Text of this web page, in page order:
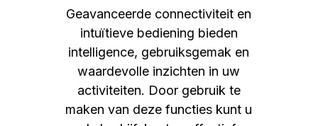
Geavanceerde connectiviteit en
intuïtieve bediening bieden
intelligence, gebruiksgemak en
waardevolle inzichten in uw
activiteiten. Door gebruik te
maken van deze functies kunt u